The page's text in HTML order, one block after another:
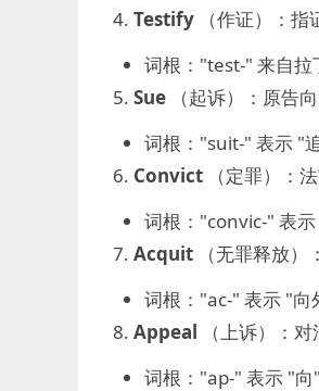
Testify（作证）：指
词根："test-" 来自拉
Sue（起诉）：原告向
词根："suit-" 表示 "
Convict（定罪）：法
词根："convic-" 表
Acquit（无罪释放）
词根："ac-" 表示 "向
Appeal （上诉）：
词根："ap-" 表示 "向